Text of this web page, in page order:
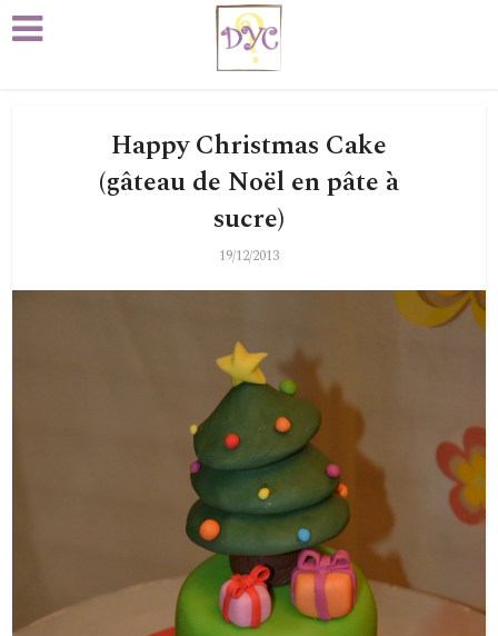
Happy Christmas Cake
(gâteau de Noël en pâte à
sucre)
19/12/2013